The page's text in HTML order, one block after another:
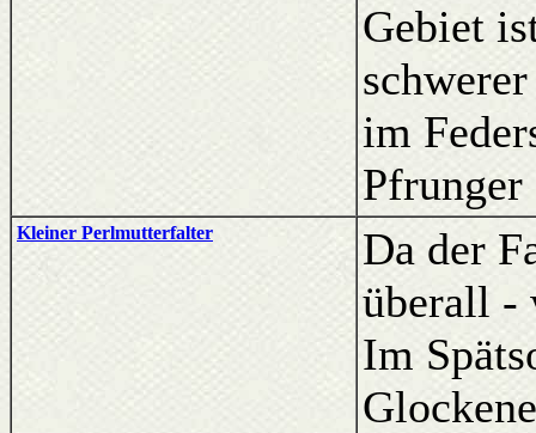
Gebiet
im
Pfrunger
Kleiner Perlmutterfalter
Da der
überall -
Im